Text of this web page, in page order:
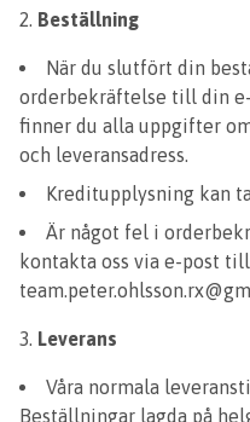
Beställning
När du slutfört din
orderbekräftelse till din
finner du alla uppgifter
och leveransadress.
Kreditupplysning kan
Är något fel i
kontakta oss via e-post till
Leverans
Våra normala
Beställningar lagda på